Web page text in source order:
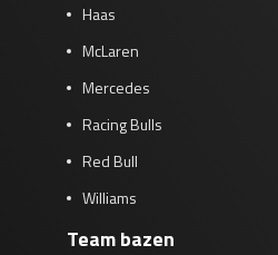
Haas
McLaren
Mercedes
Racing Bulls
Red Bull
Williams
Team bazen